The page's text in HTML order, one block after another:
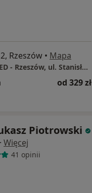
Rzeszów • Mapa
Centrum Medyczne LUX MED - Rzeszów, ul. Stanisława Jabłońskiego 2
od 329 zł
Piotrowski
· Więcej
41 opinii